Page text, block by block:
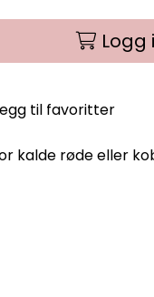
Logg
til favoritter
kalde røde eller